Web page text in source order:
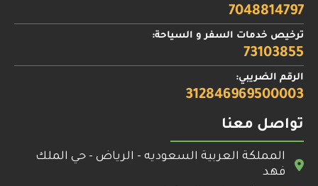
7048814797
ترخيص خدمات السفر و السياحة:
73103855
الرقم الضريبي:
312846969500003
تواصل معنا
المملكة العربية السعوديه - الرياض - حي الملك
فهد